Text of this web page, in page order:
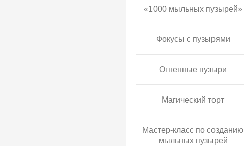
«1000 мыльных пузырей»
Фокусы с пузырями
Огненные пузыри
Магический торт
Мастер-класс по созданию
мыльных пузырей